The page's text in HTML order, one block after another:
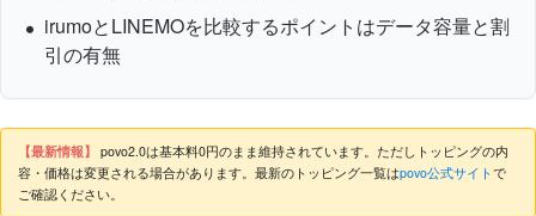
irumoとLINEMOを比較するポイントはデータ容量と割
引の有無
【最新情報】 povo2.0は基本料0円のまま維持されています。ただしトッピングの内
容・価格は変更される場合があります。最新のトッピング一覧はpovo公式サイトで
ご確認ください。